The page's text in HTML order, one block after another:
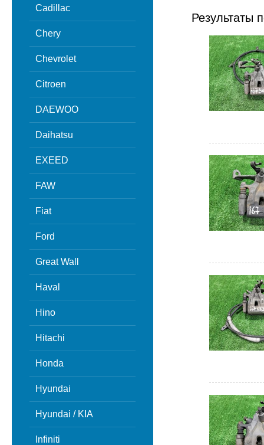
Cadillac
Chery
Chevrolet
Citroen
DAEWOO
Daihatsu
EXEED
FAW
Fiat
Ford
Great Wall
Haval
Hino
Hitachi
Honda
Hyundai
Hyundai / KIA
Infiniti
Результаты